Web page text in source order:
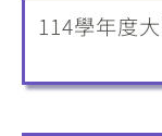
114學年度